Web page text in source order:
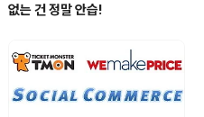
없는 건 정말 안습!